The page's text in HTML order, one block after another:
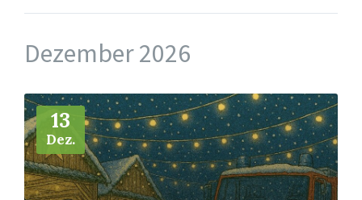
Dezember 2026
13
Dez.
More
Info